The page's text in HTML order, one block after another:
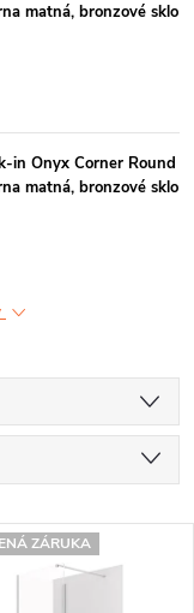
matná, bronzové sklo
in Onyx Corner Round
matná, bronzové sklo
ZÁRUKA